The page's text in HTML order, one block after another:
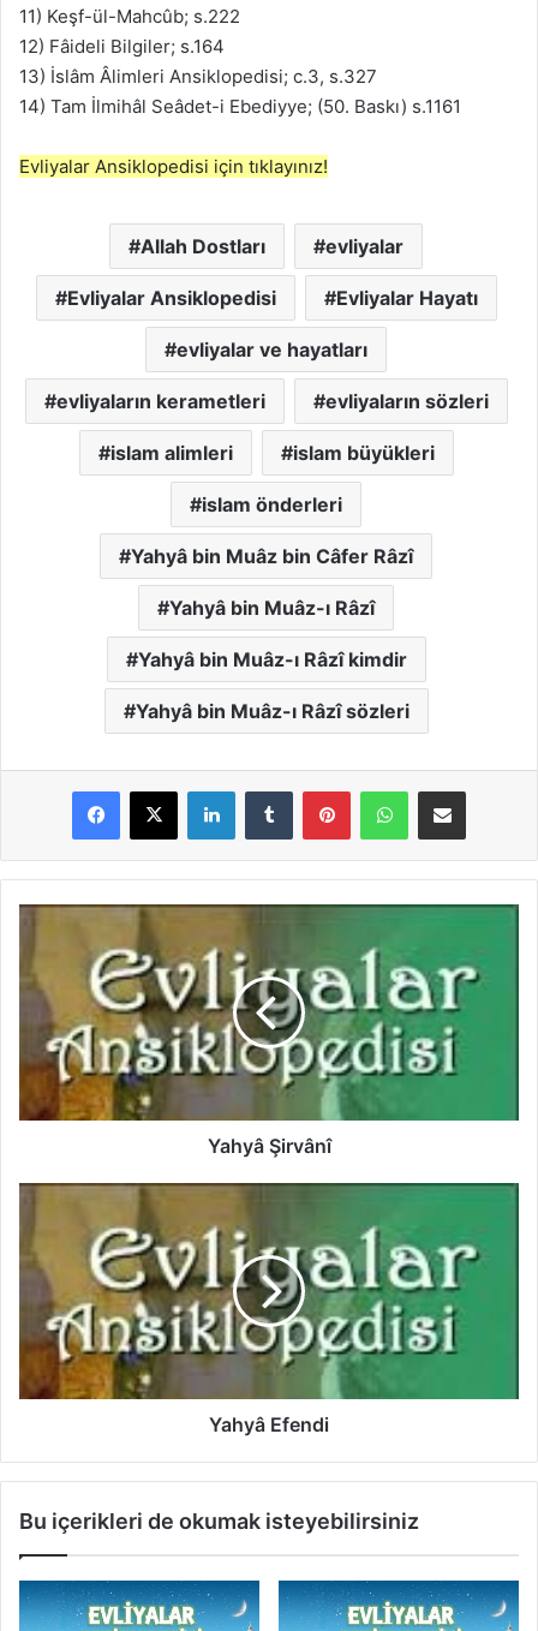
11) Keşf-ül-Mahcûb; s.222
12) Fâideli Bilgiler; s.164
13) İslâm Âlimleri Ansiklopedisi; c.3, s.327
14) Tam İlmihâl Seâdet-i Ebediyye; (50. Baskı) s.1161
Evliyalar Ansiklopedisi için tıklayınız!
Allah Dostları evliyalar
Evliyalar Ansiklopedisi Evliyalar Hayatı
evliyalar ve hayatları
evliyaların kerametleri evliyaların sözleri
islam alimleri islam büyükleri
islam önderleri
Yahyâ bin Muâz bin Câfer Râzî
Yahyâ bin Muâz-ı Râzî
Yahyâ bin Muâz-ı Râzî kimdir
Yahyâ bin Muâz-ı Râzî sözleri
i
v
Yahyâ Şirvânî
f
n
Yahyâ Efendi
Bu içerikleri de okumak isteyebilirsiniz